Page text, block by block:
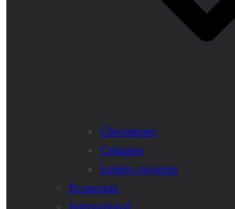
Chroniques
Critiques
Lettres ouvertes
Economie